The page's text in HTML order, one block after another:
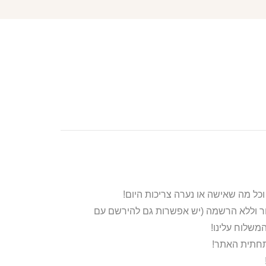
וללא הרשמה (יש אפשרות גם להירשם עם
עלינו!
האתר!